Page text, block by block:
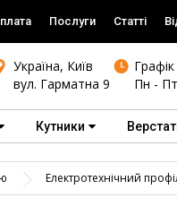
Послуги Статті
Україна, Київ
вул. Гарматна 9
Пн -
Кутники
Електротехнічний